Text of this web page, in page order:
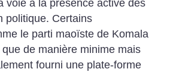
voie à la présence active des
politique. Certains
le parti maoïste de Komala
de manière minime mais
fourni une plate-forme